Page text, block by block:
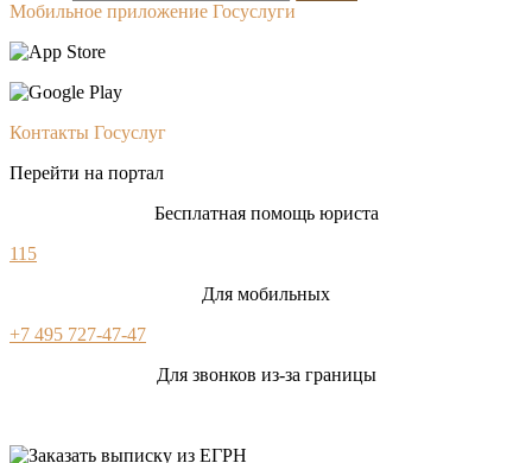
Мобильное приложение Госуслуги
Контакты Госуслуг
Перейти на портал
Бесплатная помощь юриста
115
Для мобильных
+7 495 727-47-47
Для звонков из-за границы